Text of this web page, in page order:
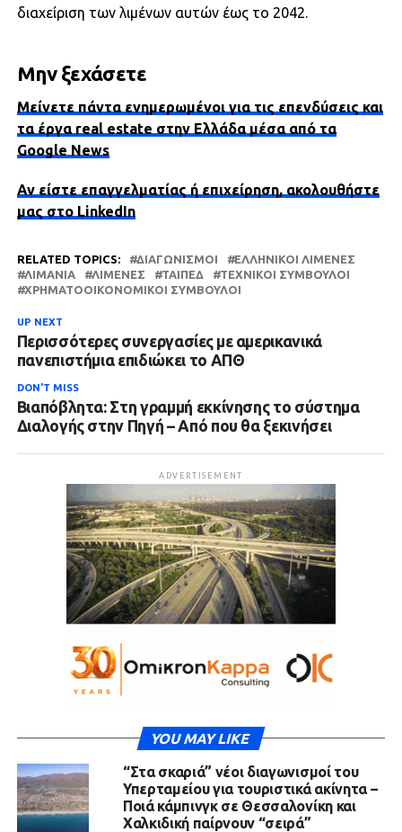
διαχείριση των λιμένων αυτών έως το 2042.
Μην ξεχάσετε
Μείνετε πάντα ενημερωμένοι για τις επενδύσεις και
τα έργα real estate στην Ελλάδα μέσα από τα
Google News
Αν είστε επαγγελματίας ή επιχείρηση, ακολουθήστε
μας στο LinkedIn
RELATED TOPICS: ΔΙΑΓΩΝΙΣΜΟΊ
ΕΛΛΗΝΙΚΟΊ ΛΙΜΈΝΕΣ
ΛΙΜΆΝΙΑ
ΛΙΜΈΝΕΣ ΤΑΙΠΕΔ
ΤΕΧΝΙΚΟΊ ΣΎΜΒΟΥΛΟΙ
ΧΡΗΜΑΤΟΟΙΚΟΝΟΜΙΚΟΊ ΣΎΜΒΟΥΛΟΙ
UP NEXT
Περισσότερες συνεργασίες με αμερικανικά
πανεπιστήμια επιδιώκει το ΑΠΘ
DON'T MISS
Βιαπόβλητα: Στη γραμμή εκκίνησης το σύστημα
Διαλογής στην Πηγή – Από που θα ξεκινήσει
ADVERTISEMENT
YOU MAY LIKE
“Στα σκαριά” νέοι διαγωνισμοί του
Υπερταμείου για τουριστικά ακίνητα –
Ποιά κάμπινγκ σε Θεσσαλονίκη και
Χαλκιδική παίρνουν “σειρά”